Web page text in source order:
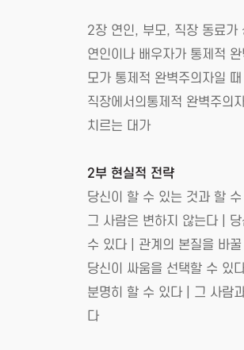
2장 연인, 부모, 직장 동료가
연인이나 배우자가 통제적
모가 통제적 완벽주의자일 때 |
직장에서의통제적 완벽주의
치르는 대가
2부 현실적 전략
당신이 할 수 있는 것과 할
그 사람은 변하지 않는다 |
수 있다 | 관계의 본질을 바꿀
당신이 싸움을 선택할 수 있
분명히 할 수 있다 | 그 사람
다